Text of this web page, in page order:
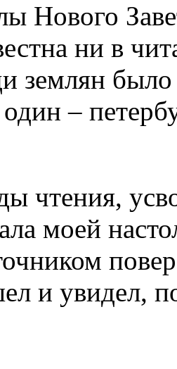
Нового
ни в
землян
–
чтения,
моей
и увидел,